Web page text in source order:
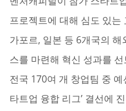
프로젝트에 대해 심도 있는
가포르, 일본 등 6개국의
스를 마련해 혁신 성과를
전국 170여 개 창업팀 중
타트업 융합 리그’ 결선에